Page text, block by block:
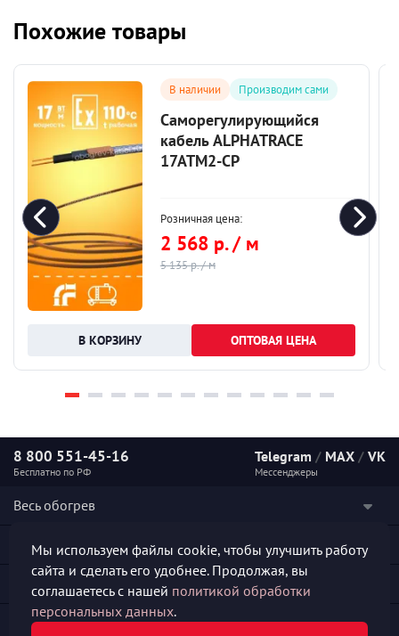
Похожие товары
В наличии Производим сами
Саморегулирующийся
кабель ALPHATRACE
17ATM2-CP
Розничная цена:
2 568 р. / м
5 135 р. / м
ОПТОВАЯ ЦЕНА
8 800 551-45-16
Бесплатно по РФ
Telegram / MAX / VK
Мессенджеры
Весь обогрев
Наши услуги
Полезная информация
Мы используем файлы cookie, чтобы улучшить работу
сайта и сделать его удобнее. Продолжая, вы
соглашаетесь с нашей политикой обработки
персональных данных.